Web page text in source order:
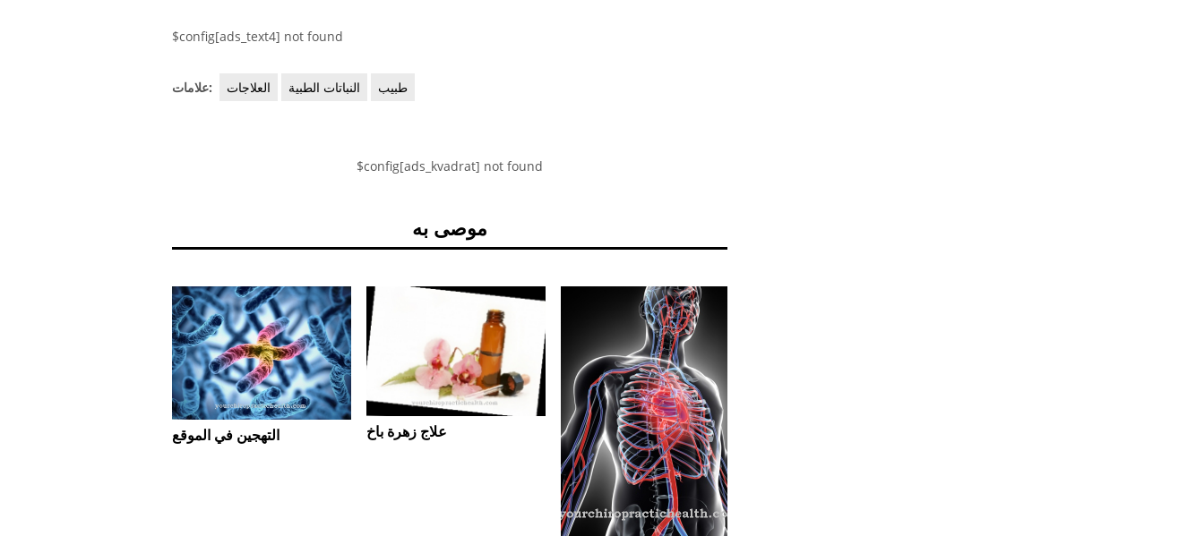
$config[ads_text4] not found
علامات: العلاجات النباتات الطبية طبيب
$config[ads_kvadrat] not found
موصى به
التهجين في الموقع علاج زهرة باخ